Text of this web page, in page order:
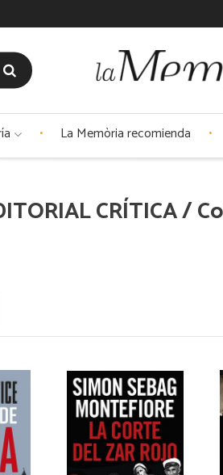
La Memòria recomienda
CRÍTICA /